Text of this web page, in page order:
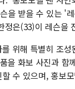
을 받을 수 있는 '
은(33)이 레슨을
위해 특별히 조
을 화보 사진과 함
수 있으며, 홍보